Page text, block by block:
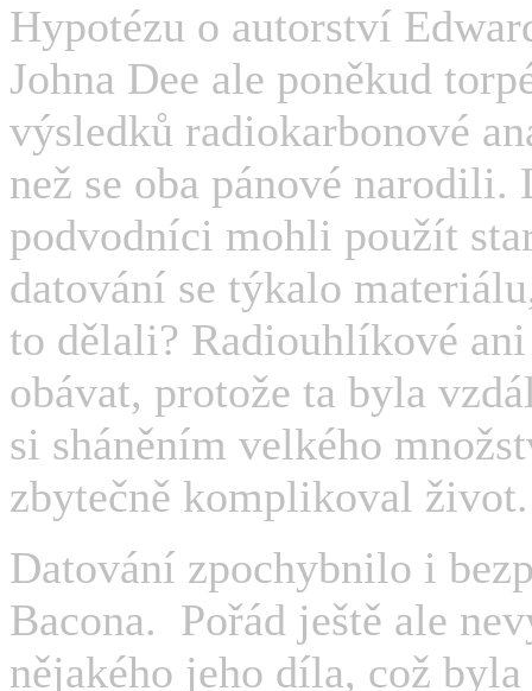
Hypotézu o autorství
Johna Dee ale poněkud
výsledků radiokarbonové
než se oba pánové
podvodníci mohli použít
datování se týkalo
to dělali? Radiouhlíkové
obávat, protože ta byla
si sháněním velkého
zbytečně komplikoval život.
Datování zpochybnilo i
Bacona. Pořád ještě ale
nějakého jeho díla, což